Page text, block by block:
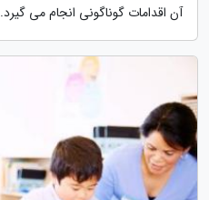
آن اقدامات گوناگونی انجام می گیرد.